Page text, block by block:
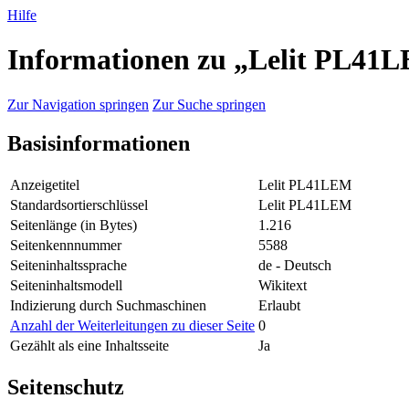
Hilfe
Informationen zu „Lelit
Zur Navigation springen Zur Suche springen
Basisinformationen
Anzeigetitel
Lelit PL41LEM
Standardsortierschlüssel
Lelit PL41LEM
Seitenlänge (in Bytes)
1.216
Seitenkennnummer
5588
Seiteninhaltssprache
de - Deutsch
Seiteninhaltsmodell
Wikitext
Indizierung durch Suchmaschinen
Erlaubt
Anzahl der Weiterleitungen zu dieser Seite 0
Gezählt als eine Inhaltsseite
Ja
Seitenschutz